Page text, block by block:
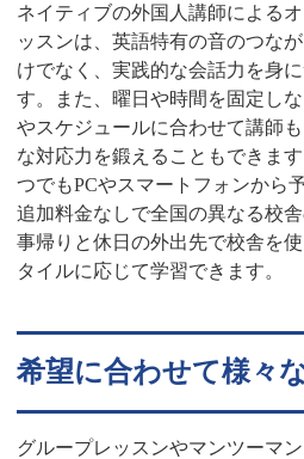
ネイティブの外国人講師による
ッスンは、英語特有の音のつな
けでなく、実践的な会話力を身
す。また、曜日や時間を固定し
やスケジュールに合わせて講師
な対応力を鍛えることもできま
つでもPCやスマートフォンから
追加料金なしで全国の異なる校
事帰りと休日の外出先で校舎を
タイルに応じて学習できます。
希望に合わせて様々
グループレッスンやマンツーマ